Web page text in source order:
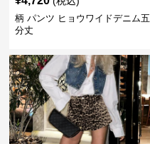
柄 パンツ ヒョウワイドデニム五
分丈